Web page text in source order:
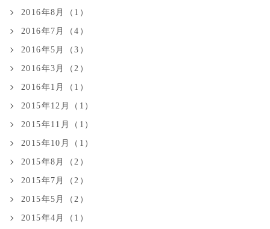
2016年8月（1）
2016年7月（4）
2016年5月（3）
2016年3月（2）
2016年1月（1）
2015年12月（1）
2015年11月（1）
2015年10月（1）
2015年8月（2）
2015年7月（2）
2015年5月（2）
2015年4月（1）